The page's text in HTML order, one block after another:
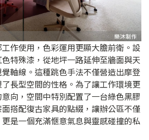
作使用，色彩運用更顯大膽前衛。設
特殊漆，從地坪一路延伸至牆面與天
軸線。這種跳色手法不僅營造出摩登
長型空間的性格。為了讓工作環境更
向，空間中特別配置了一台綠色黑膠
搭配復古家具的點綴，讓辦公區不僅
是一個充滿愜意氣息與靈感碰撞的私